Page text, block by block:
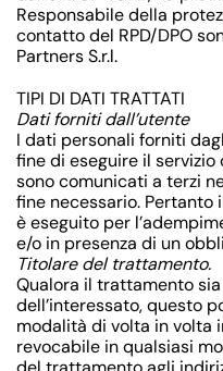
Responsabile della
contatto del RPD/DPO
Partners S.r.l.
TIPI DI DATI TRATTATI
Dati forniti dall’utente
I dati personali forniti
fine di eseguire il
sono comunicati a terzi
fine necessario.
è eseguito per
e/o in presenza di un
Titolare del trattamento.
Qualora il trattamento
dell’interessato, questo
modalità di volta in volta
revocabile in qualsiasi